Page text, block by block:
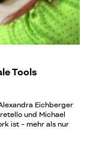
Tools
Eichberger
und Michael
ist - mehr als nur